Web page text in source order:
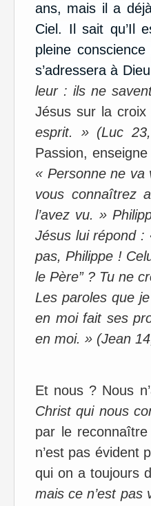
ans, mais il a
Ciel. Il sait qu’Il
pleine
s’adressera à
leur : ils ne
Jésus sur la croix
esprit. » (Luc
Passion,
« Personne ne va
vous connaîtrez
l’avez vu. »
Jésus lui répond
pas, Philippe !
le Père” ? Tu ne
Les paroles que
en moi fait ses
en moi. » (Jean
Et nous ? Nous
Christ qui nous
par le
n’est pas évident
qui on a toujours
mais ce n’est pas